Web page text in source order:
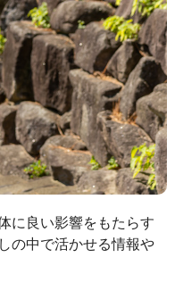
に良い影響をもたらす
の中で活かせる情報や